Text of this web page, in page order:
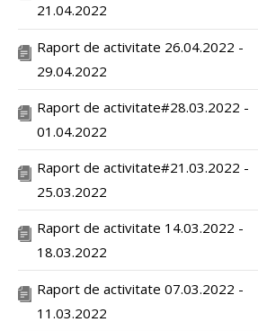
21.04.2022
Raport de activitate 26.04.2022 -
29.04.2022
Raport de activitate#28.03.2022 -
01.04.2022
Raport de activitate#21.03.2022 -
25.03.2022
Raport de activitate 14.03.2022 -
18.03.2022
Raport de activitate 07.03.2022 -
11.03.2022